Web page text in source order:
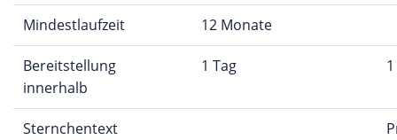
Mindestlaufzeit 12 Monate
Bereitstellung
innerhalb
1 Tag
Sternchentext